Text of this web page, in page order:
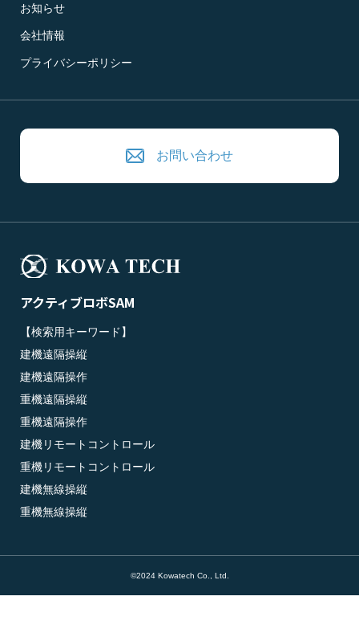
お知らせ
会社情報
プライバシーポリシー
お問い合わせ
アクティブロボSAM
【検索用キーワード】
建機遠隔操縦
建機遠隔操作
重機遠隔操縦
重機遠隔操作
建機リモートコントロール
重機リモートコントロール
建機無線操縦
重機無線操縦
©︎2024 Kowatech Co., Ltd.